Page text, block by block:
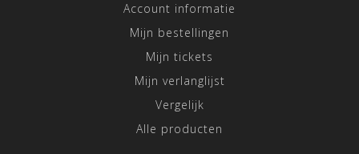
Account informatie
Mijn bestellingen
Mijn tickets
Mijn verlanglijst
Vergelijk
Alle producten